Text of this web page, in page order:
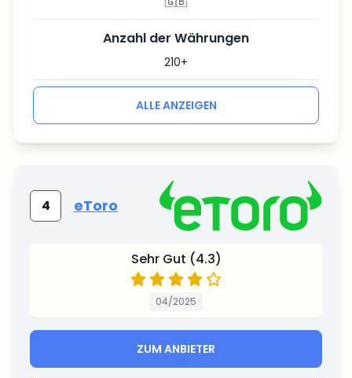
Anzahl der Währungen
210+
ALLE ANZEIGEN
4 eToro
Sehr Gut (4.3)
04/2025
ZUM ANBIETER